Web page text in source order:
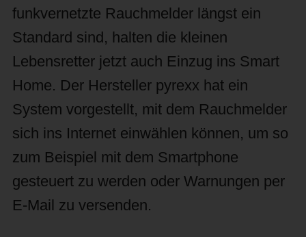
funkvernetzte Rauchmelder längst ein
Standard sind, halten die kleinen
Lebensretter jetzt auch Einzug ins Smart
Home. Der Hersteller pyrexx hat ein
System vorgestellt, mit dem Rauchmelder
sich ins Internet einwählen können, um so
zum Beispiel mit dem Smartphone
gesteuert zu werden oder Warnungen per
E-Mail zu versenden.